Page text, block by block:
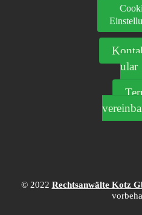
ular
© 2022 Rechtsanwälte Kotz